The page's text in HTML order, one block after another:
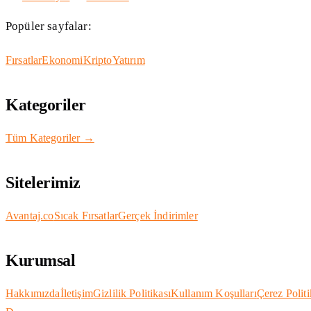
Popüler sayfalar:
FırsatlarEkonomiKriptoYatırım
Kategoriler
Tüm Kategoriler →
Sitelerimiz
Avantaj.coSıcak FırsatlarGerçek İndirimler
Kurumsal
HakkımızdaİletişimGizlilik PolitikasıKullanım KoşullarıÇerez